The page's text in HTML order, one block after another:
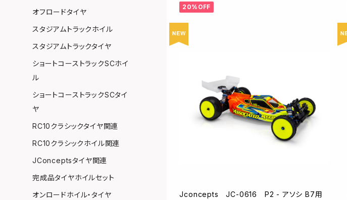
20%OFF
Jconcepts JC-0616 P2 - アソシ B7用
オフロードタイヤ
スタジアムトラックホイル
スタジアムトラックタイヤ
ショートコーストラックSCホイ
ル
ショートコーストラックSCタイ
ヤ
RC10クラシックタイヤ関連
RC10クラシックホイル関連
JConceptsタイヤ関連
完成品タイヤホイルセット
オンロードホイル・タイヤ